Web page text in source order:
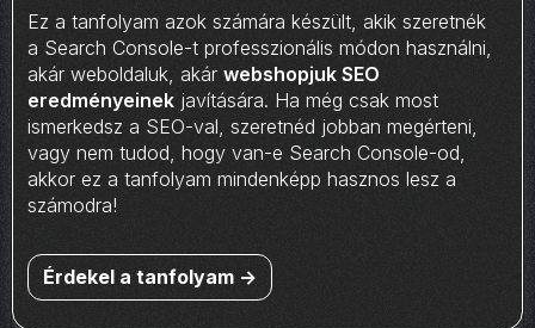
Ez a tanfolyam azok számára készült, akik szeretnék
a Search Console-t professzionális módon használni,
akár weboldaluk, akár webshopjuk SEO
eredményeinek javítására. Ha még csak most
ismerkedsz a SEO-val, szeretnéd jobban megérteni,
vagy nem tudod, hogy van-e Search Console-od,
akkor ez a tanfolyam mindenképp hasznos lesz a
számodra!
Érdekel a tanfolyam ->